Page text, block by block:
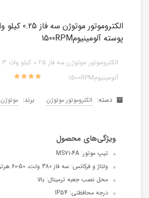
پوسته آلومینیوم1500RPM
آلومینیوم1500RPM
دسته: الکتروموتور موتوژن برند: موتوژن
تیپ موتور: MS71-4A
ولتاژ و فرکانس: سه فاز 380 ولت، 50-60 هرتز
محل نصب جعبه ترمینال: بالا
درجه محافظتی: IP54